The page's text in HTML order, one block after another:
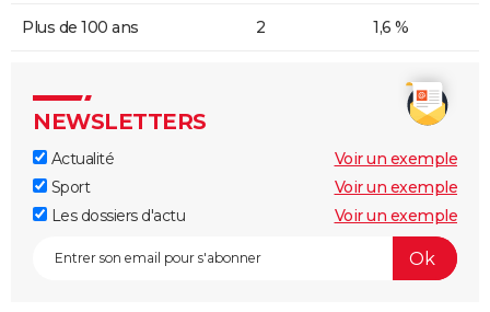
Plus de 100 ans 2 1,6 %
NEWSLETTERS
Actualité
Voir un exemple
Sport
Voir un exemple
Les dossiers d'actu
Voir un exemple